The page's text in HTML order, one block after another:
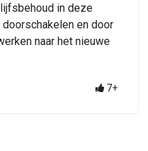
in deze
en door
naar het nieuwe
7+